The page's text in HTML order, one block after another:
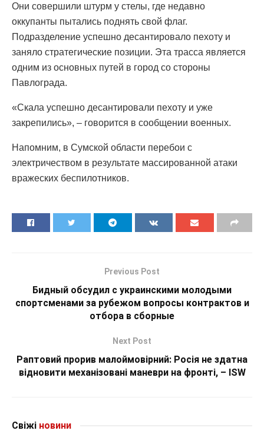
Они совершили штурм у стелы, где недавно
оккупанты пытались поднять свой флаг.
Подразделение успешно десантировало пехоту и
заняло стратегические позиции. Эта трасса является
одним из основных путей в город со стороны
Павлограда.
«Скала успешно десантировали пехоту и уже
закрепились», – говорится в сообщении военных.
Напомним, в Сумской области перебои с
электричеством в результате массированной атаки
вражеских беспилотников.
Previous Post
Бидный обсудил с украинскими молодыми
спортсменами за рубежом вопросы контрактов и
отбора в сборные
Next Post
Раптовий прорив малоймовірний: Росія не здатна
відновити механізовані маневри на фронті, – ISW
Свіжі новини